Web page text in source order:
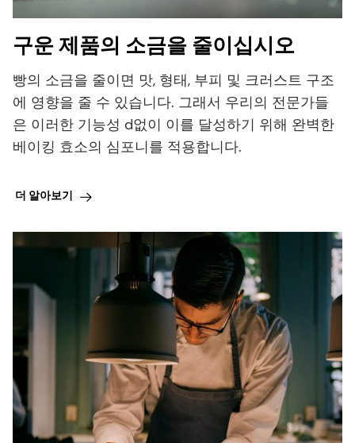
구운 제품의 소금을 줄이십시오
빵의 소금을 줄이면 맛, 형태, 부피 및 크러스트 구조
에 영향을 줄 수 있습니다. 그래서 우리의 전문가들
은 이러한 기능성 d없이 이를 달성하기 위해 완벽한
베이킹 효소의 심포니를 적용합니다.
더 알아보기